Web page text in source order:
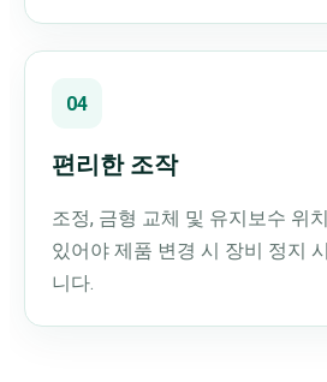
04
편리한 조작
조정, 금형 교체 및 유지보수 위
있어야 제품 변경 시 장비 정지
니다.